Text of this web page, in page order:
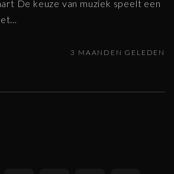
De keuze van muziek speelt een
3 MAANDEN GELEDEN